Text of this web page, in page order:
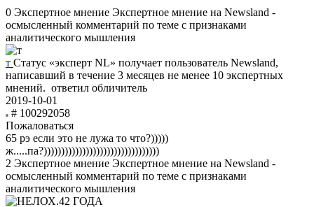
0 Экспертное мнение Экспертное мнение на Newsland -
осмысленный комментарий по теме с признаками
аналитического мышления
т Статус «эксперт NL» получает пользователь Newsland,
написавший в течение 3 месяцев не менее 10 экспертных
мнений. ответил обличитель
2019-10-01
# 100292058
Пожаловаться
65 рэ если это не лужа то что?)))))
ж.....па?)))))))))))))))))))))))))))))))))
2 Экспертное мнение Экспертное мнение на Newsland -
осмысленный комментарий по теме с признаками
аналитического мышления